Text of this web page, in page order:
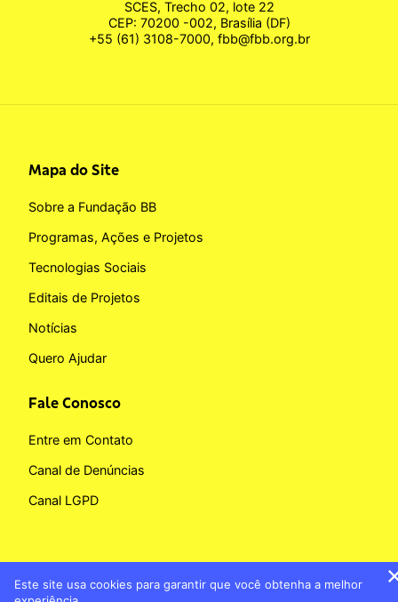
SCES, Trecho 02, lote 22
CEP: 70200 -002, Brasília (DF)
+55 (61) 3108-7000, fbb@fbb.org.br
Mapa do Site
Sobre a Fundação BB
Programas, Ações e Projetos
Tecnologias Sociais
Editais de Projetos
Notícias
Quero Ajudar
Fale Conosco
Entre em Contato
Canal de Denúncias
Canal LGPD
Este site usa cookies para garantir que você obtenha a melhor